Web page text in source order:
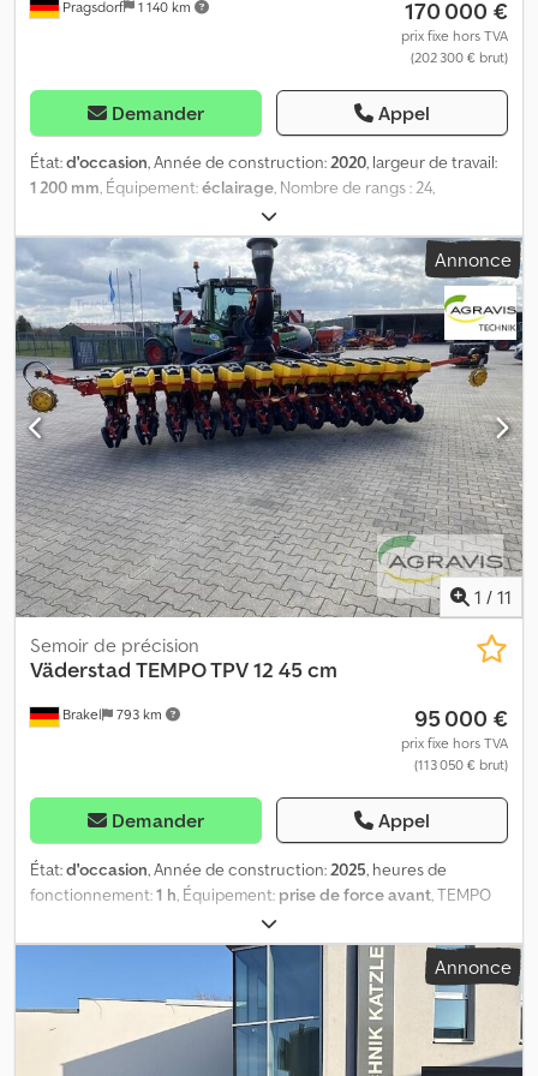
Pragsdorf 1 140 km 170 000 €
prix fixe hors TVA
(202 300 € brut)
Demander Appel
État:d'occasion, Année de construction:2020, largeur de travail:
1 200 mm, Équipement:éclairage, Nombre de rangs : 24,
espacement entre les rangs/corps : 45, capacité de travail : 4400,
repliement hydraulique, équipement pour le maïs, semis direct,
équipement pour le colza. La machine est équipée des éléments
suivants : vis sans fin d’épandage, agitateur, réservoir d’engrais,
projecteurs de travail, contrôle de l’épandage d’engrais,
équipement pour le maïs et le colza, contrôle par section,
système de suivi de rangs, dispositif de microgranulats, rouleaux
de pressage supplémentaires, double réservoir, réservoir
d’engrais de 4000 litres, réservoir de graines de 1200 litres,
espacement entre les rangs de 45 cm, entraînement par prise de
force. Lieu de stockage : client. Dsdpfjtzvgmex Ap Aowa
Annonce
1 / 11
Brakel 793 km
Semoir de précision
Väderstad TEMPO TPV 12 45 cm
95 000 €
prix fixe hors TVA
(113 050 € brut)
Demander Appel
État:d'occasion, Année de construction:2025, heures de
fonctionnement:1 h, Équipement: prise de force avant, TEMPO
TPV 12 100 Unité de semis individuel TEMPO V TPV 12 de
Väderstad 110 7020040 Tempo V 12 en configuration standard 120
820177 Châssis 6 m - Espacement des rangs 450 mm 130 820180
Pack de sécurité, éclairage arrière 140 820216 Radar 150 820120
Système de contrôle - Passerelle + câble ISOBUS 160 7120193
Indicateur de rang avec disque Djdpsyyfgisfx Ap Aewa 170
Annonce